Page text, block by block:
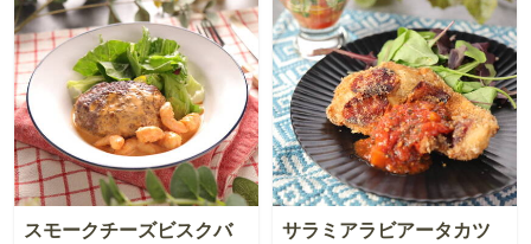
スモークチーズビスクバ
サラミアラビアータカツ